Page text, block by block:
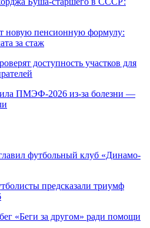
новую пенсионную формулу:
за стаж
доступность участков для
ПМЭФ-2026 из-за болезни —
футбольный клуб «Динамо-
предсказали триумф
«Беги за другом» ради помощи